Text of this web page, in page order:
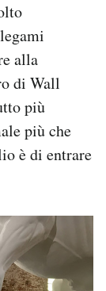
alla
di Wall
più
più che
è di entrare